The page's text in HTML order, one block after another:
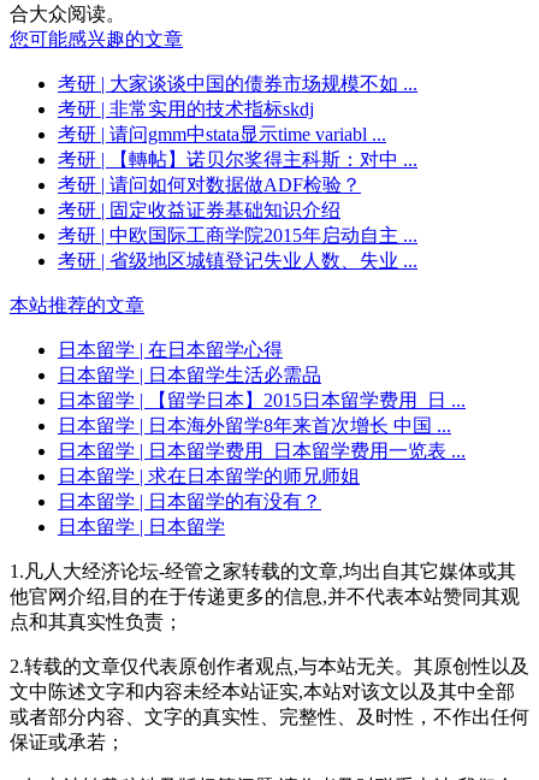
合大众阅读。
您可能感兴趣的文章
考研 | 大家谈谈中国的债券市场规模不如 ...
考研 | 非常实用的技术指标skdj
考研 | 请问gmm中stata显示time variabl ...
考研 | 【轉帖】诺贝尔奖得主科斯：对中 ...
考研 | 请问如何对数据做ADF检验？
考研 | 固定收益证券基础知识介绍
考研 | 中欧国际工商学院2015年启动自主 ...
考研 | 省级地区城镇登记失业人数、失业 ...
本站推荐的文章
日本留学 | 在日本留学心得
日本留学 | 日本留学生活必需品
日本留学 | 【留学日本】2015日本留学费用_日 ...
日本留学 | 日本海外留学8年来首次增长 中国 ...
日本留学 | 日本留学费用_日本留学费用一览表 ...
日本留学 | 求在日本留学的师兄师姐
日本留学 | 日本留学的有没有？
日本留学 | 日本留学
1.凡人大经济论坛-经管之家转载的文章,均出自其它媒体或其
他官网介绍,目的在于传递更多的信息,并不代表本站赞同其观
点和其真实性负责；
2.转载的文章仅代表原创作者观点,与本站无关。其原创性以及
文中陈述文字和内容未经本站证实,本站对该文以及其中全部
或者部分内容、文字的真实性、完整性、及时性，不作出任何
保证或承若；